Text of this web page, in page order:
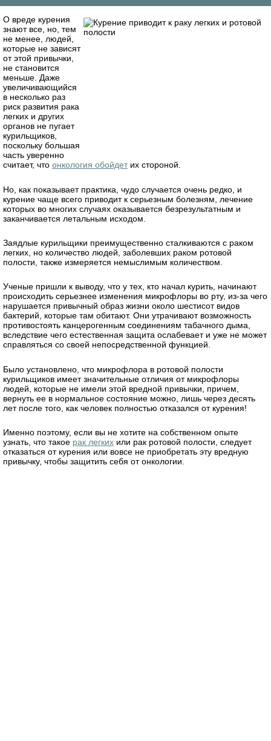
О вреде курения
знают все, но, тем
не менее, людей,
которые не зависят
от этой привычки,
не становится
меньше. Даже
увеличивающийся
в несколько раз
риск развития рака
легких и других
органов не пугает
курильщиков,
поскольку большая
часть уверенно
считает, что онкология обойдетих стороной.
Но, как показывает практика, чудо случается очень редко, и
курение чаще всего приводит к серьезным болезням, лечение
которых во многих случаях оказывается безрезультатным и
заканчивается летальным исходом.
Заядлые курильщики преимущественно сталкиваются с раком
легких, но количество людей, заболевших раком ротовой
полости, также измеряется немыслимым количеством.
Ученые пришли к выводу, что у тех, кто начал курить, начинают
происходить серьезнее изменения микрофлоры во рту, из-за чего
нарушается привычный образ жизни около шестисот видов
бактерий, которые там обитают. Они утрачивают возможность
противостоять канцерогенным соединениям табачного дыма,
вследствие чего естественная защита ослабевает и уже не может
справляться со своей непосредственной функцией.
Было установлено, что микрофлора в ротовой полости
курильщиков имеет значительные отличия от микрофлоры
людей, которые не имели этой вредной привычки, причем,
вернуть ее в нормальное состояние можно, лишь через десять
лет после того, как человек полностью отказался от курения!
Именно поэтому, если вы не хотите на собственном опыте
узнать, что такое рак легких или рак ротовой полости, следует
отказаться от курения или вовсе не приобретать эту вредную
привычку, чтобы защитить себя от онкологии.